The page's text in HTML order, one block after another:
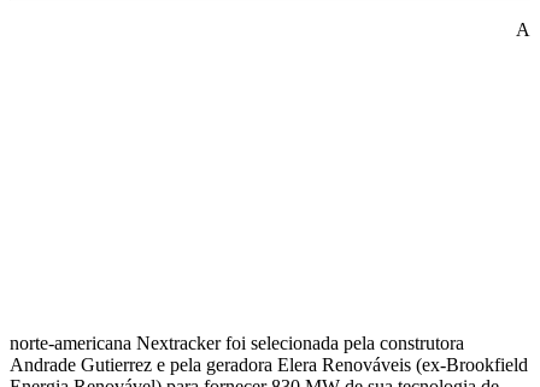
A
norte-americana Nextracker foi selecionada pela construtora
Andrade Gutierrez e pela geradora Elera Renováveis (ex-Brookfield